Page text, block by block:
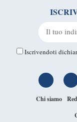
Iscrivendoti
Chi siamo